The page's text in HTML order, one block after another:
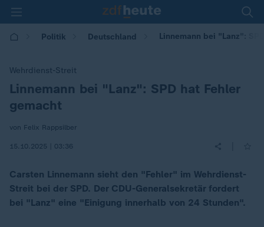
Politik Deutschland Linnemann bei "Lanz":
Wehrdienst-Streit
:Linnemann bei "Lanz": SPD hat Fehler
gemacht
von Felix Rappsilber
15.10.2025 | 03:36
Carsten Linnemann sieht den "Fehler" im Wehrdienst-
Streit bei der SPD. Der CDU-Generalsekretär fordert
bei "Lanz" eine "Einigung innerhalb von 24 Stunden".